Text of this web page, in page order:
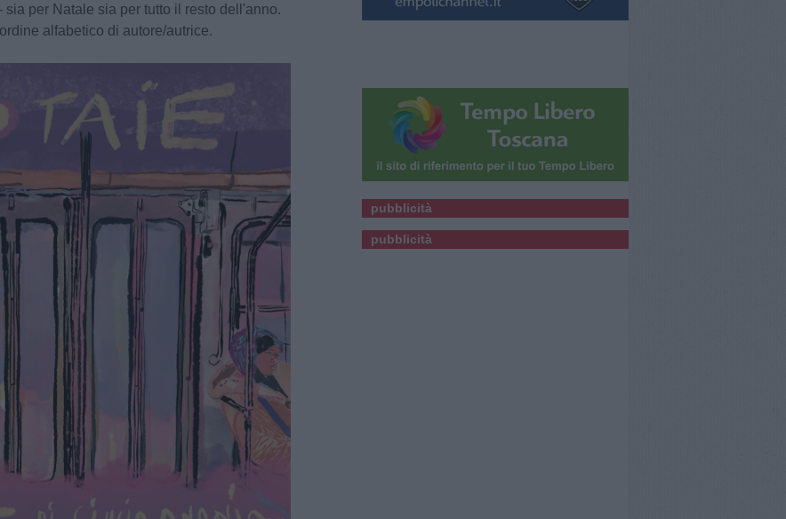
sia per Natale sia per tutto il resto dell'anno.
alfabetico di autore/autrice.
pubblicità
pubblicità